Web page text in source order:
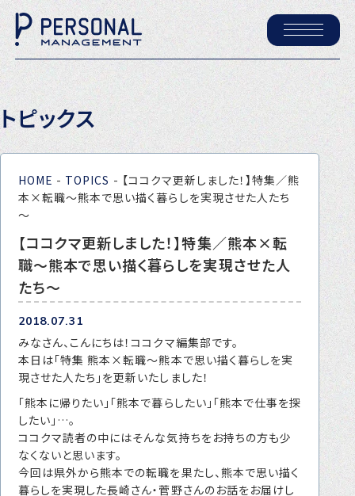
ホーム
パーソナル・マネジメントについて
会社概要
採用情報
トピックス
ニュース
転職をお考えの方へ
転職エージェントサービス
転職者の声
キャリア採用をお考えの企業様へ
トピックス
HOME - TOPICS - 【ココクマ更新しました！】特集／熊
本×転職～熊本で思い描く暮らしを実現させた人たち
～
【ココクマ更新しました！】特集／熊本×転
職～熊本で思い描く暮らしを実現させた人
たち～
2018.07.31
みなさん、こんにちは！ココクマ編集部です。
本日は「特集 熊本×転職～熊本で思い描く暮らしを実
現させた人たち」を更新いたしました！
「熊本に帰りたい」「熊本で暮らしたい」「熊本で仕事を探
したい」…。
ココクマ読者の中にはそんな気持ちをお持ちの方も少
なくないと思います。
今回は県外から熊本での転職を果たし、熊本で思い描く
暮らしを実現した長崎さん・菅野さんのお話をお届けし